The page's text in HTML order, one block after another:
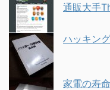
通販大手
ハッキン
家電の寿命